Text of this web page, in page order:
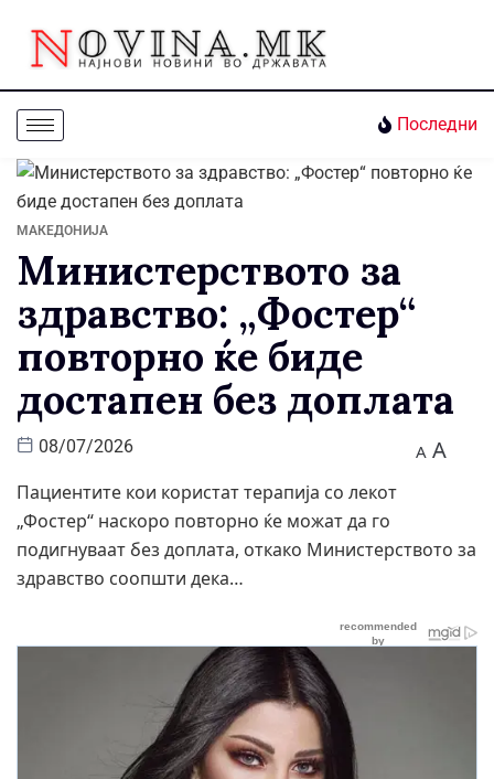
Последни
МАКЕДОНИЈА
Министерството за
здравство: „Фостер“
повторно ќе биде
достапен без доплата
08/07/2026 A A
Пациентите кои користат терапија со лекот
„Фостер“ наскоро повторно ќе можат да го
подигнуваат без доплата, откако Министерството за
здравство соопшти дека…